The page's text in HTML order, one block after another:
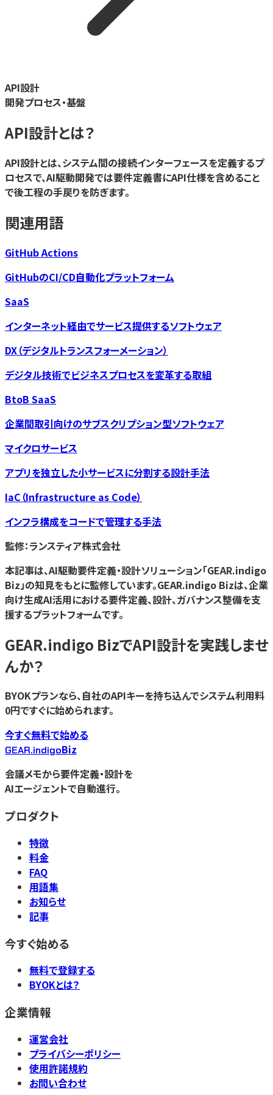
API設計
開発プロセス・基盤
API設計とは？
API設計とは、システム間の接続インターフェースを定義するプ
ロセスで、AI駆動開発では要件定義書にAPI仕様を含めること
で後工程の手戻りを防ぎます。
関連用語
GitHub Actions
GitHubのCI/CD自動化プラットフォーム
SaaS
インターネット経由でサービス提供するソフトウェア
DX（デジタルトランスフォーメーション）
デジタル技術でビジネスプロセスを変革する取組
BtoB SaaS
企業間取引向けのサブスクリプション型ソフトウェア
マイクロサービス
アプリを独立した小サービスに分割する設計手法
IaC（Infrastructure as Code）
インフラ構成をコードで管理する手法
監修：ランスティア株式会社
本記事は、AI駆動要件定義・設計ソリューション「GEAR.indigo
Biz」の知見をもとに監修しています。GEAR.indigo Bizは、企業
向け生成AI活用における要件定義、設計、ガバナンス整備を支
援するプラットフォームです。
GEAR.indigo BizでAPI設計を実践しませ
んか？
BYOKプランなら、自社のAPIキーを持ち込んでシステム利用料
0円ですぐに始められます。
今すぐ無料で始める
GEAR.indigoBiz
会議メモから要件定義・設計を
AIエージェントで自動進行。
プロダクト
特徴
料金
FAQ
用語集
お知らせ
記事
今すぐ始める
無料で登録する
BYOKとは？
企業情報
運営会社
プライバシーポリシー
使用許諾規約
お問い合わせ